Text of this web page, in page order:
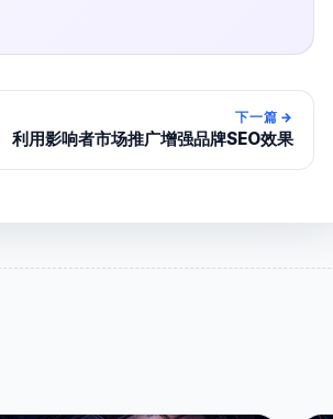
下一篇 →
利用影响者市场推广增强品牌SEO效果